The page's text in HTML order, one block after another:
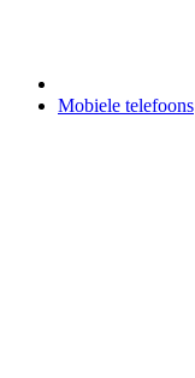
Mobiele telefoons